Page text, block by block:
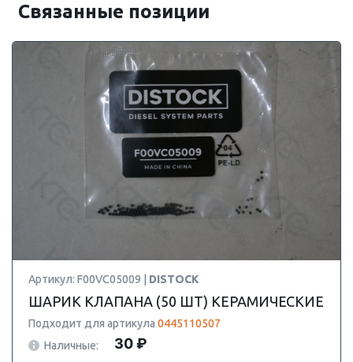
Связанные позиции
Артикул: F00VC05009 | DISTOCK
ШАРИК КЛАПАНА (50 ШТ) КЕРАМИЧЕСКИЕ
Подходит для артикула 0445110507
Наличные:
30 ₽